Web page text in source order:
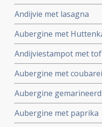
Andijvie met lasagna
Aubergine met
Andijviestampot met
Aubergine met
Aubergine
Aubergine met paprika